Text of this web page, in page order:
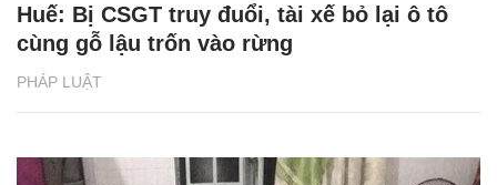
PHÁP LUẬT
Huế: Bị CSGT truy đuổi, tài xế bỏ lại ô tô
cùng gỗ lậu trốn vào rừng